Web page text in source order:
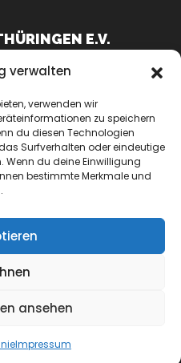
verwalten
verwenden wir
zu speichern
du diesen Technologien
Surfverhalten oder eindeutige
Wenn du deine Einwilligung
bestimmte Merkmale und
ansehen
Impressum
E.V.
| Theme: Transportex von